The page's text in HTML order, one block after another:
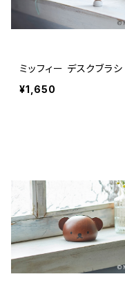
ミッフィー デスクブラシ
¥1,650